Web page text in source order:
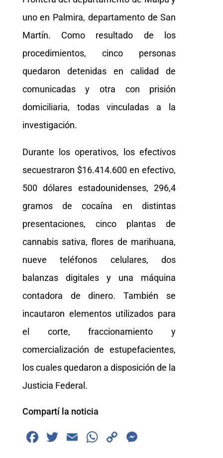
uno en Palmira, departamento de San
Martín. Como resultado de los
procedimientos, cinco personas
quedaron detenidas en calidad de
comunicadas y otra con prisión
domiciliaria, todas vinculadas a la
investigación.
Durante los operativos, los efectivos
secuestraron $16.414.600 en efectivo,
500 dólares estadounidenses, 296,4
gramos de cocaína en distintas
presentaciones, cinco plantas de
cannabis sativa, flores de marihuana,
nueve teléfonos celulares, dos
balanzas digitales y una máquina
contadora de dinero. También se
incautaron elementos utilizados para
el corte, fraccionamiento y
comercialización de estupefacientes,
los cuales quedaron a disposición de la
Justicia Federal.
Compartí la noticia
F
T
E
W
C